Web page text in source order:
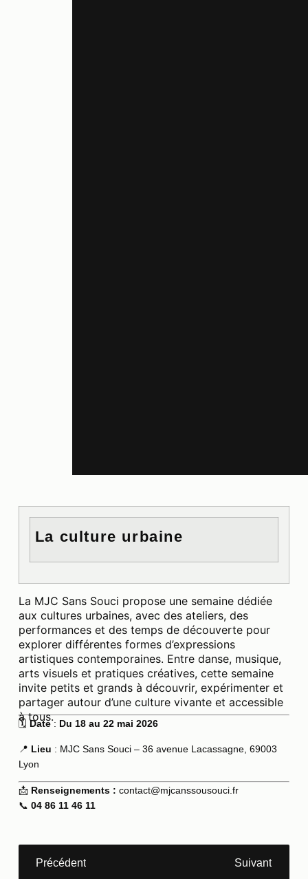
La culture urbaine
La MJC Sans Souci propose une semaine dédiée
aux cultures urbaines, avec des ateliers, des
performances et des temps de découverte pour
explorer différentes formes d’expressions
artistiques contemporaines. Entre danse, musique,
arts visuels et pratiques créatives, cette semaine
invite petits et grands à découvrir, expérimenter et
partager autour d’une culture vivante et accessible
à tous.
🗓 Date: Du 18 au 22 mai 2026
📍 Lieu : MJC Sans Souci – 36 avenue Lacassagne, 69003
Lyon
📩 Renseignements : contact@mjcanssousouci.fr
📞 04 86 11 46 11
Précédent Suivant